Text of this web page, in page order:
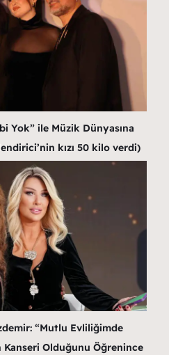
Yok” ile Müzik Dünyasına
kızı 50 kilo verdi)
“Mutlu Evliliğimde
Kanseri Olduğunu Öğrenince